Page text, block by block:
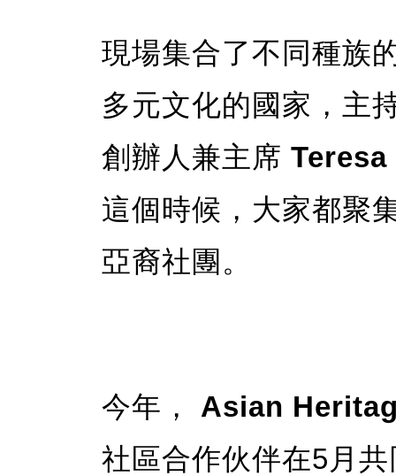
現場集合了不同種族
多元文化的國家，主
創辦人兼主席 Teresa
這個時候，大家都聚
亞裔社團。
今年， Asian
社區合作伙伴在5月